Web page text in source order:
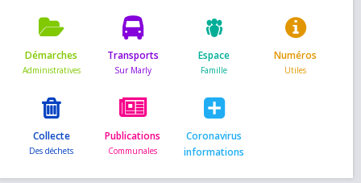
Démarches Transports Espace Numéros
Collecte Publications
Coronavirus
informations